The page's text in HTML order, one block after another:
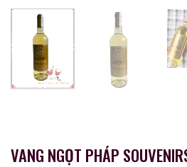
VANG NGỌT PHÁP